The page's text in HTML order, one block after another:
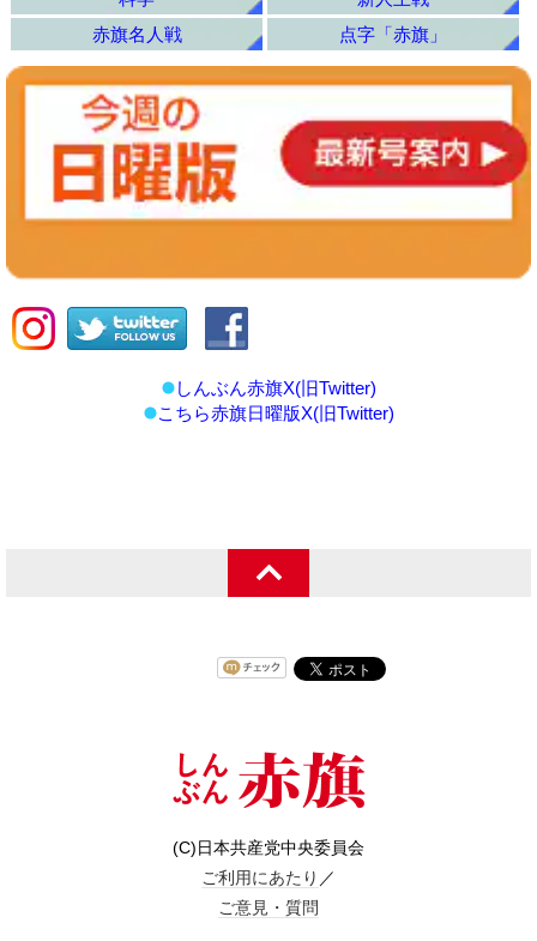
赤旗名人戦
点字「赤旗」
しんぶん赤旗X(旧Twitter)
こちら赤旗日曜版X(旧Twitter)
(C)日本共産党中央委員会
ご利用にあたり ／
ご意見・質問